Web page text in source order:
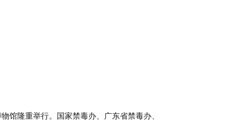
馆隆重举行。国家禁毒办、广东省禁毒办、